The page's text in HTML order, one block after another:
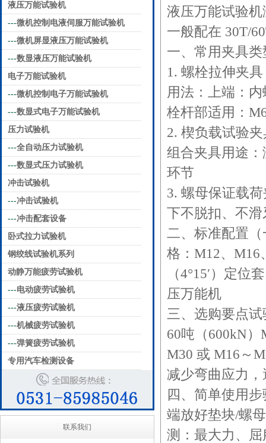
液压万能试验机
---微机控制电液伺服万能试验机
---微机屏显液压万能试验机
---数显液压万能试验机
电子万能试验机
---微机控制电子万能试验机
---数显式电子万能试验机
压力试验机
---全自动压力试验机
---数显式压力试验机
冲击试验机
---冲击试验机
---冲击配套设备
卧式拉力试验机
钢绞线试验机系列
动静万能疲劳试验机
---电动疲劳试验机
---液压疲劳试验机
---机械疲劳试验机
---弹簧疲劳试验机
专用汽车检测设备
联系我们
液压万能试验机
一般配在 30T/
一、常用夹具
1. 螺栓拉伸夹
用法：上端：
栓杆部适用：
2. 楔负载试验
组合夹具用途
环节
3. 螺母保证载
下不脱扣、不滑
二、标准配置
格：M12、M16
（4°15′）定位
压万能机
三、选购要点
60吨（600kN
M30 或 M16～
减少弯曲应力
四、简单使用
端放好垫块/螺
测：最大力、